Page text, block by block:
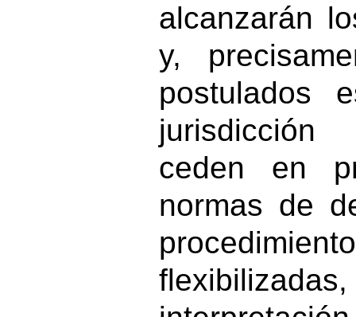
alcanzarán
y,
postulados
ceden en
normas de